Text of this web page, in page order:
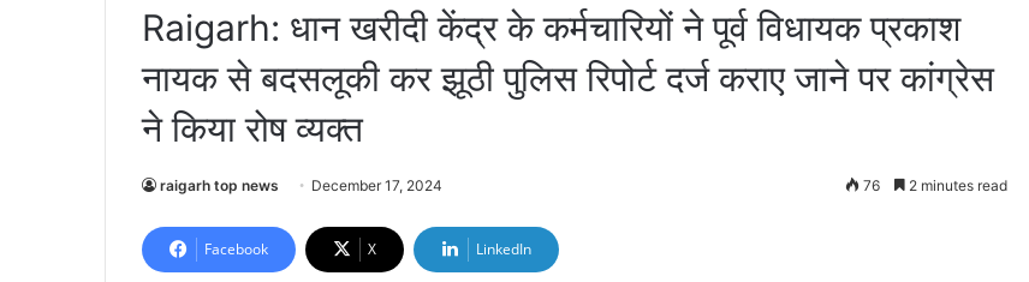
Raigarh: धान खरीदी केंद्र के कर्मचारियों ने पूर्व विधायक प्रकाश
नायक से बदसलूकी कर झूठी पुलिस रिपोर्ट दर्ज कराए जाने पर कांग्रेस
ने किया रोष व्यक्त
raigarh top news December 17, 2024 76 2 minutes read
Facebook X LinkedIn